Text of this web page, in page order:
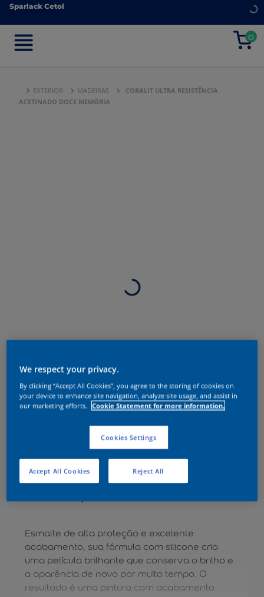
Sparlack Cetol
0
Sparlack Cetol
0
EXTERIOR MADEIRAS
CORALIT ULTRA RESISTÊNCIA
ACETINADO DOCE MEMÓRIA
Esmalte de alta proteção e excelente
acabamento, sua fórmula com silicone cria
uma película brilhante que conserva o brilho e
a aparência de novo por muito tempo. O
resultado é uma pintura com acabamento
We respect your privacy.
By clicking “Accept All Cookies”, you agree to the storing of cookies on
your device to enhance site navigation, analyze site usage, and assist in
our marketing efforts.
Cookie Statement for more information.
Cookies Settings
Reject All
Accept All Cookies